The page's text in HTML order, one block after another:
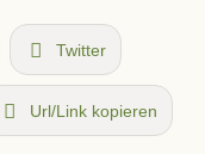
Twitter
Url/Link kopieren